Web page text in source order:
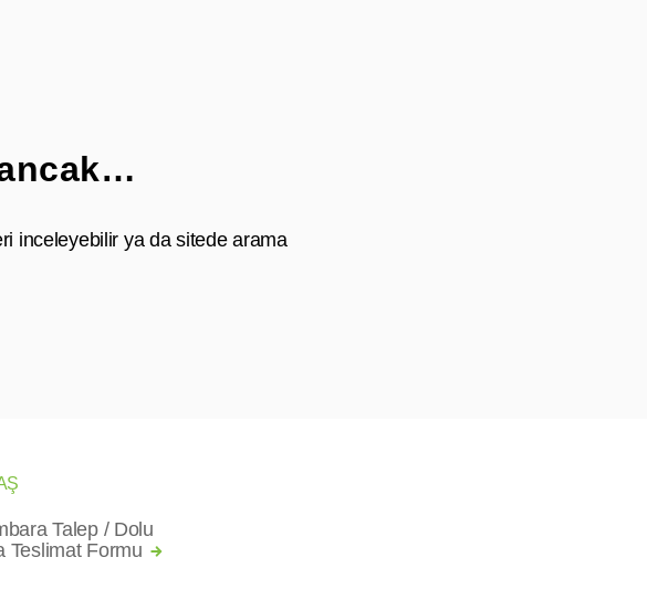
inceleyebilir ya da sitede arama
Talep / Dolu
Teslimat Formu